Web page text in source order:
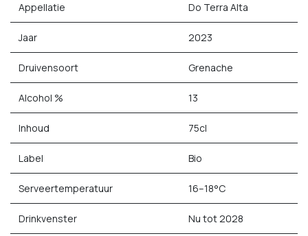
Appellatie Do Terra Alta
Jaar 2023
Druivensoort Grenache
Alcohol % 13
Inhoud 75cl
Label Bio
Serveertemperatuur 16–18°C
Drinkvenster Nu tot 2028